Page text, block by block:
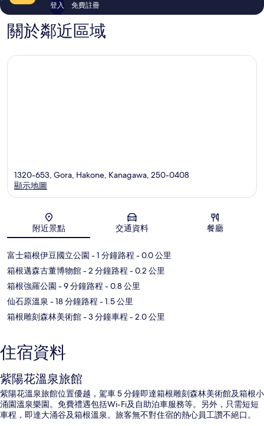
登入 免費註冊
關於鄰近區域
地圖
1320-653, Gora, Hakone, Kanagawa, 250-0408
顯示地圖
附近景點 交通資料 餐廳
富士箱根伊豆國立公園 - 1 分鐘路程 - 0.0 公里
箱根邁森古董博物館- 2 分鐘路程 - 0.2 公里
箱根強羅公園 - 9 分鐘路程 - 0.8 公里
仙石原溫泉 - 18 分鐘路程 - 1.5 公里
箱根雕刻森林美術館- 3 分鐘車程 - 2.0 公里
住宿資料
紫陽花溫泉旅館
紫陽花溫泉旅館位置優越，駕車 5 分鐘即達箱根雕刻森林美術館及箱根小
涌園溫泉樂園。免費禮遇包括Wi-Fi及自助泊車服務等。另外，只需短短
車程，即達大涌谷及箱根溫泉。旅客無不對住宿的熱心員工讚不絕口。